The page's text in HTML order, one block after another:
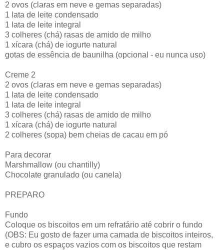
2 ovos (claras em neve e gemas separadas)
1 lata de leite condensado
1 lata de leite integral
3 colheres (chá) rasas de amido de milho
1 xícara (chá) de iogurte natural
gotas de essência de baunilha (opcional - eu nunca uso)
Creme 2
2 ovos (claras em neve e gemas separadas)
1 lata de leite condensado
1 lata de leite integral
3 colheres (chá) rasas de amido de milho
1 xícara (chá) de iogurte natural
2 colheres (sopa) bem cheias de cacau em pó
Para decorar
Marshmallow (ou chantilly)
Chocolate granulado (ou canela)
PREPARO
Fundo
Coloque os biscoitos em um refratário até cobrir o fundo
(OBS: Eu gosto de fazer uma camada de biscoitos inteiros,
e cubro os espaços vazios com os biscoitos que restam